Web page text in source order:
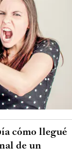
cómo llegué
de un